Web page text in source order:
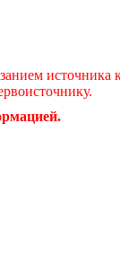
источника